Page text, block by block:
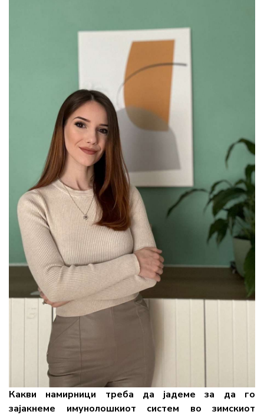
Какви намирници треба да јадеме за да го
зајакнеме имунолошкиот систем во зимскиот